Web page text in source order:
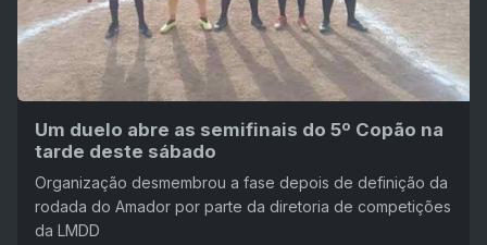
Um duelo abre as semifinais do 5º Copão na
tarde deste sábado
Organização desmembrou a fase depois de definição da
rodada do Amador por parte da diretoria de competições
da LMDD